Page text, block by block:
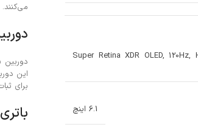
Super Retina XDR OLED, 120Hz,
6.1 اینچ
می‌کنند.
برای